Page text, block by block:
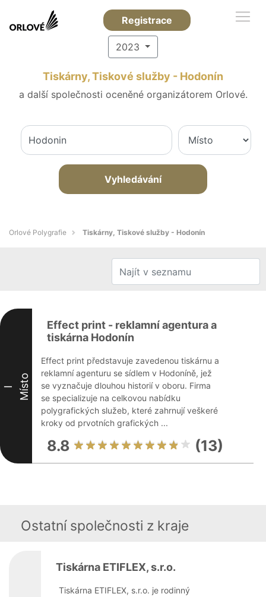
Registrace
2023
Tiskárny, Tiskové služby - Hodonín
a další společnosti oceněné organizátorem Orlové.
Vyhledávání
Orlové Polygrafie Tiskárny, Tiskové služby - Hodonín
I Místo
Effect print - reklamní agentura a
tiskárna Hodonín
Effect print představuje zavedenou tiskárnu a
reklamní agenturu se sídlem v Hodoníně, jež
se vyznačuje dlouhou historií v oboru. Firma
se specializuje na celkovou nabídku
polygrafických služeb, které zahrnují veškeré
kroky od prvotních grafických ...
8.8 (13)
Ostatní společnosti z kraje
Tiskárna ETIFLEX, s.r.o.
Tiskárna ETIFLEX, s.r.o. je rodinný